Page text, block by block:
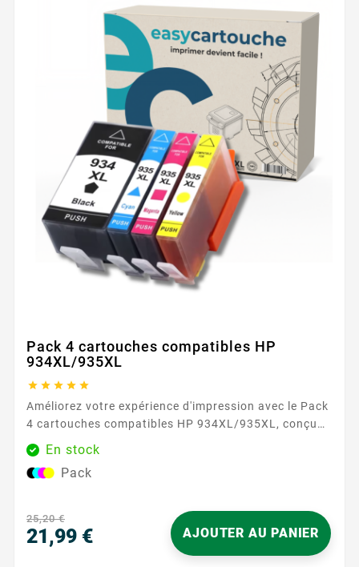
Pack 4 cartouches compatibles HP
934XL/935XL
    
Améliorez votre expérience d'impression avec le Pack
4 cartouches compatibles HP 934XL/935XL, conçu
pour offrir une qualité et une fiabilité exceptionnelles.
Chez Easycartouche, nous comprenons l'importance
des couleurs vives et du texte net pour les documents
solution économique sans compromettre la
performance. Nos cartouches...
En stock
Pack
25,20 €
21,99 € AJOUTER AU PANIER